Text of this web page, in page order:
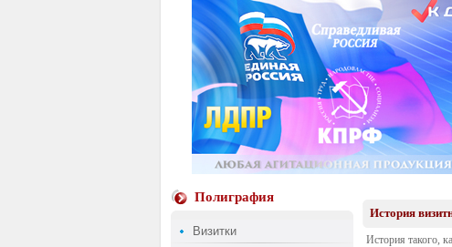
Полиграфия
Визитки
История
История такого,